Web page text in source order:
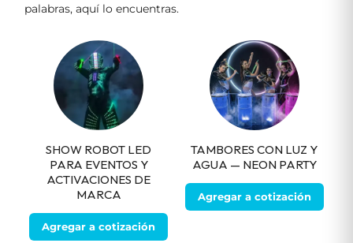
palabras, aquí lo encuentras.
SHOW ROBOT LED
PARA EVENTOS Y
ACTIVACIONES DE
MARCA
Agregar a cotización
TAMBORES CON LUZ Y
AGUA — NEON PARTY
Agregar a cotización